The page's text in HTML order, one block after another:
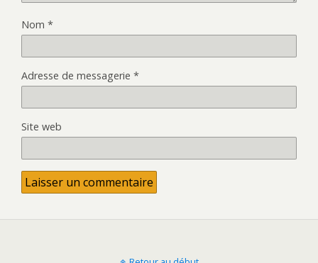
Nom *
Adresse de messagerie *
Site web